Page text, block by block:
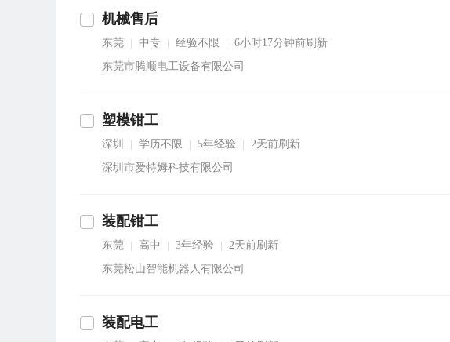
机械售后
东莞 中专 经验不限
6小时17分钟前刷新
东莞市腾顺电工设备有限公司
塑模钳工
深圳 学历不限 5年经验
2天前刷新
深圳市爱特姆科技有限公司
装配钳工
东莞 高中 3年经验
2天前刷新
东莞松山智能机器人有限公司
装配电工